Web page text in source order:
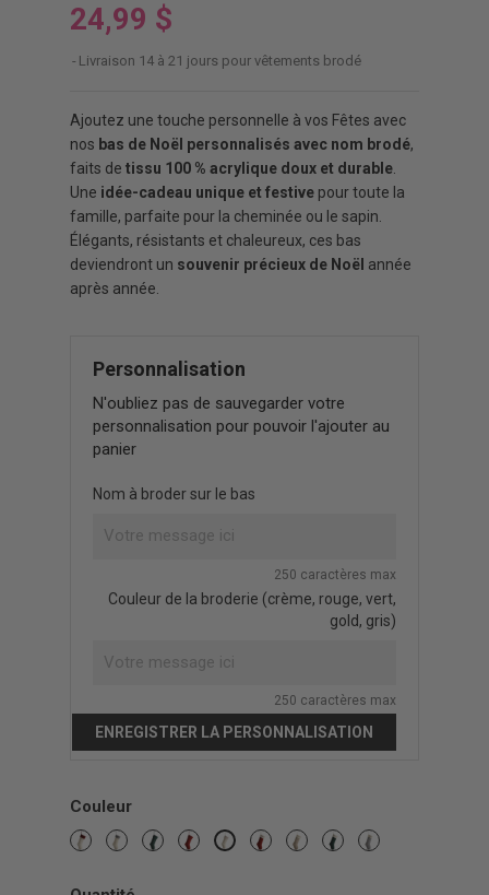
24,99 $
Livraison 14 à 21 jours pour vêtements brodé
Ajoutez une touche personnelle à vos Fêtes avec
nos bas de Noël personnalisés avec nom brodé,
faits de tissu 100 % acrylique doux et durable
Une idée-cadeau unique et festive pour toute la
famille, parfaite pour la cheminée ou le sapin.
Élégants, résistants et chaleureux, ces bas
deviendront un souvenir précieux de Noël année
après année.
Personnalisation
N'oubliez pas de sauvegarder votre
personnalisation pour pouvoir l'ajouter au
panier
Nom à broder sur le bas
250 caractères max
Couleur de la broderie (crème, rouge, vert,
gold, gris)
250 caractères max
ENREGISTRER LA PERSONNALISATION
Couleur
RougeGris Vert RougeCrèmeCrèmeCrèmeCrèmeCrème